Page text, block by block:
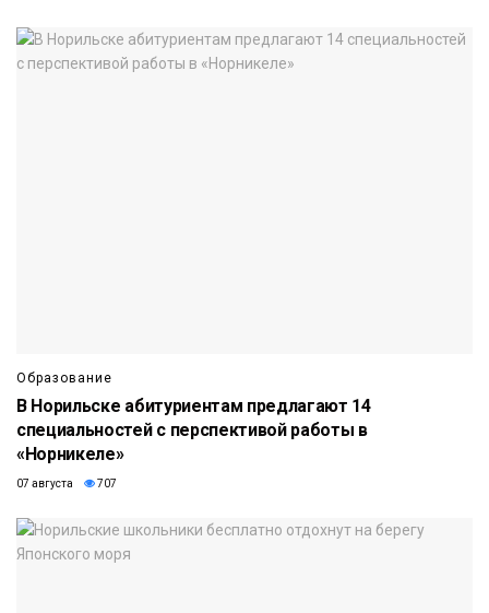
Образование
В Норильске абитуриентам предлагают 14
специальностей с перспективой работы в
«Норникеле»
07 августа 707